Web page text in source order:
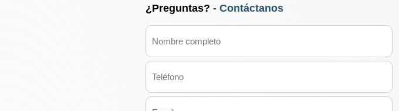
¿Preguntas? - Contáctanos